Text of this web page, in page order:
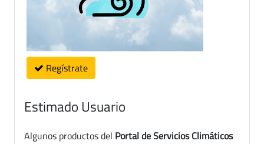
Regístrate
Estimado Usuario
Algunos productos del Portal de Servicios Climáticos